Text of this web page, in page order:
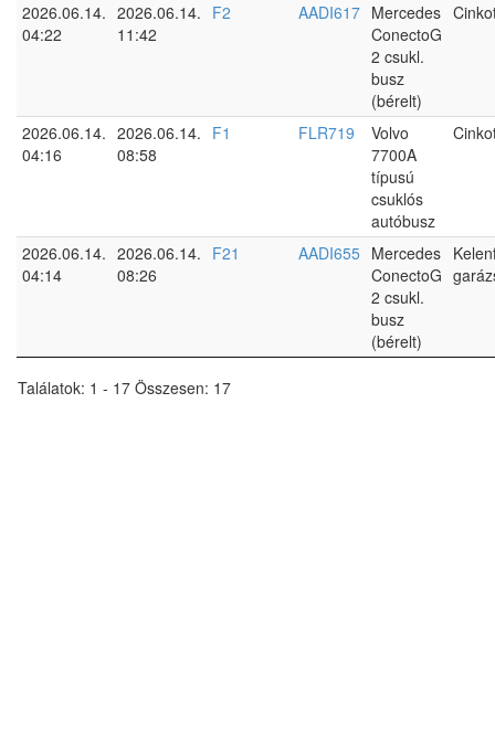
2026.06.14.
04:22
2026.06.14.
11:42
F2 AADI617 Mercedes
ConectoG
2 csukl.
busz
(bérelt)
2026.06.14.
04:16
2026.06.14.
08:58
F1 FLR719
Volvo
7700A
típusú
csuklós
autóbusz
2026.06.14.
04:14
2026.06.14.
08:26
F21 AADI655 Mercedes
ConectoG
2 csukl.
busz
(bérelt)
Találatok: 1 - 17 Összesen: 17